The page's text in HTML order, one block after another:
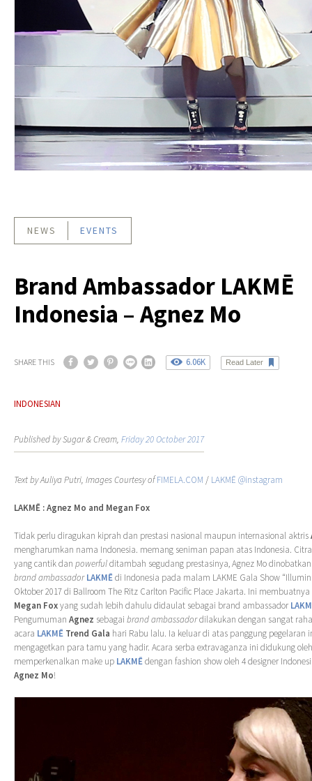
NEWS EVENTS
Brand Ambassador LAKMĒ
Indonesia – Agnez Mo
SHARE THIS 6.06K Read Later
INDONESIAN
Published by Sugar & Cream, Friday 20 October 2017
Text by Auliya Putri, Images Courtesy ofFIMELA.COM / LAKMĒ @instagram
LAKMĒ : Agnez Mo and Megan Fox
Tidak perlu diragukan kiprah dan prestasi nasional maupun internasional aktris
mengharumkan nama Indonesia. memang seniman papan atas Indonesia.
yang cantik dan powerfulditambah segudang prestasinya, Agnez Mo
brand ambassador LAKMĒdi Indonesia pada malam LAKME Gala Show
Oktober 2017 di Ballroom The Ritz Carlton Pacific Place Jakarta. Ini
Megan Foxyang sudah lebih dahulu didaulat sebagai brand ambassador LAKM
Pengumuman Agnez sebagai brand ambassadordilakukan dengan sangat
acara LAKMĒ Trend Gala hari Rabu lalu. Ia keluar di atas panggung pegelaran
mengagetkan para tamu yang hadir. Acara serba extravaganza ini didukung
memperkenalkan make up LAKMĒdengan fashion show oleh 4 designer
Agnez Mo!